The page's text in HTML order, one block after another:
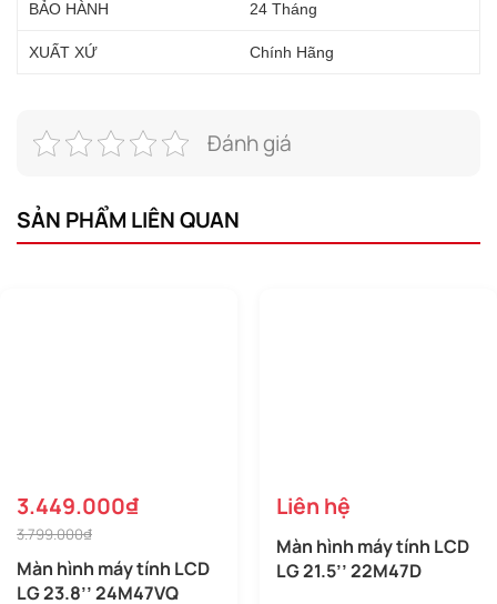
BẢO HÀNH 24 Tháng
XUẤT XỨ Chính Hãng
Đánh giá
SẢN PHẨM LIÊN QUAN
3.449.000₫
3.799.000₫
Màn hình máy tính LCD
LG 23.8’’ 24M47VQ
Liên hệ
Màn hình máy tính LCD
LG 21.5’’ 22M47D